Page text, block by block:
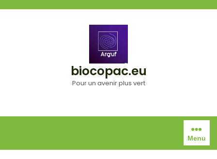
biocopac.eu
Pour un avenir plus vert
Menu